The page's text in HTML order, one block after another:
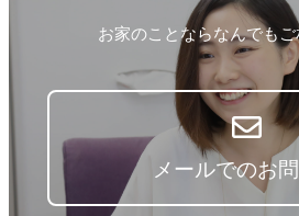
お家のことならなんでも
メールでのお